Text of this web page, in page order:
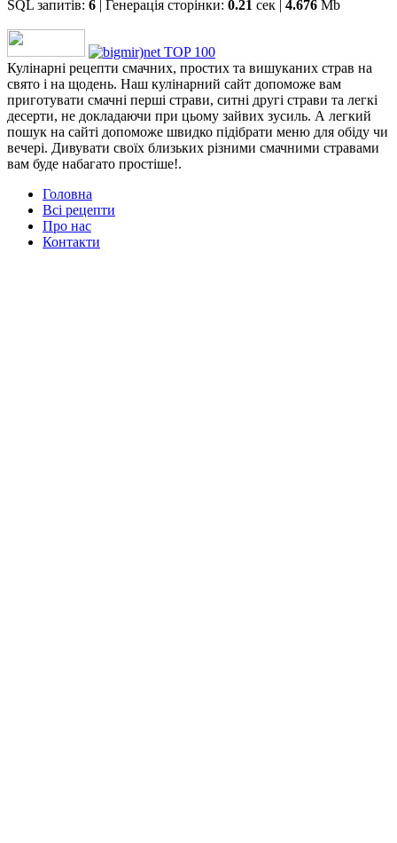
SQL запитів: 6 | Генерація сторінки: 0.21 сек | 4.676 Mb
Кулінарні рецепти смачних, простих та вишуканих страв на
свято і на щодень. Наш кулінарний сайт допоможе вам
приготувати смачні перші страви, ситні другі страви та легкі
десерти, не докладаючи при цьому зайвих зусиль. А легкий
пошук на сайті допоможе швидко підібрати меню для обіду чи
вечері. Дивувати своїх близьких різними смачними стравами
вам буде набагато простіше!.
Головна
Всі рецепти
Про нас
Контакти